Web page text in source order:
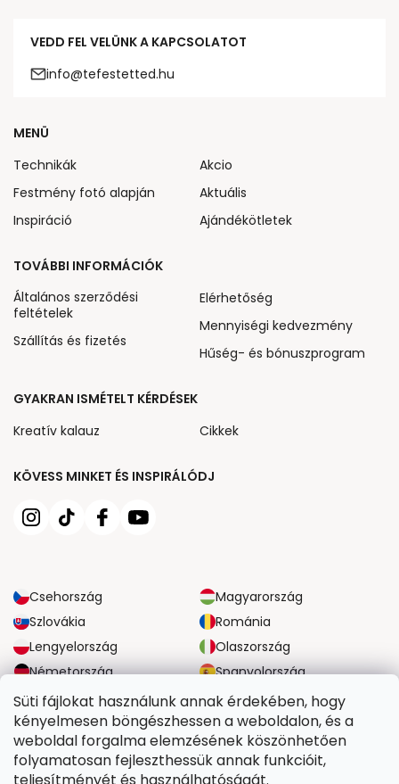
Süti fájlokat használunk annak érdekében, hogy
kényelmesen böngészhessen a weboldalon, és a
weboldal forgalma elemzésének köszönhetően
folyamatosan fejleszthessük annak funkcióit,
VEDD FEL VELÜNK A KAPCSOLATOT
info@tefestetted.hu
KÖVESS MINKET ÉS INSPIRÁLÓDJ
Csehország
Magyarország
Szlovákia
Románia
Lengyelország
Olaszország
Németország
Spanyolország
Nagy-Britannia
Ausztria
MENÜ
Technikák
Festmény fotó alapján
Inspiráció
Akcio
Aktuális
Ajándékötletek
TOVÁBBI INFORMÁCIÓK
Általános szerződési
feltételek
Szállítás és fizetés
Elérhetőség
Mennyiségi kedvezmény
Hűség- és bónuszprogram
GYAKRAN ISMÉTELT KÉRDÉSEK
Kreatív kalauz
Cikkek
MEGBÍZHATÓ SZÁLLÍTÁSI LEHETŐSÉGEK